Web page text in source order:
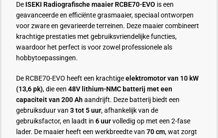
De ISEKI Radiografische maaier RCBE70-EVO is een
geavanceerde en efficiënte grasmaaier, speciaal ontworpen
voor zware en gevarieerde terreinen. Deze maaier combineert
krachtige prestaties met gebruiksvriendelijke functies,
waardoor het perfect is voor zowel professionele als
hobbytoepassingen.
De RCBE70-EVO heeft een krachtigeelektromotor van 10 kW
(13,6 pk), die een 48V lithium-NMC batterij met een
capaciteit van 200 Ah aandrijft. Deze batterij biedt een
gebruiksduur van 3 tot 5 uur, afhankelijk van de
gebruiksfactor, en laadt in 6 uurvolledig op met een 2-fase
lader. De maaier heeft een werkbreedte van 70 cm, wat zorgt